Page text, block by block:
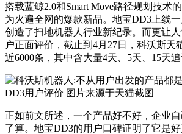
搭载蓝鲸2.0和Smart Move路径规划技术
为火遍全网的爆款新品。地宝DD3上线
创造了扫地机器人行业新纪录。而更让
户正面评价，截止到4月27日，科沃斯天
近6000条，其中含大量4天、5天、15天追
DD3用户评价 图片来源于天猫截图
正如前文所述，一个产品好不好，企业
了算。地宝DD3的用户口碑证明了它是